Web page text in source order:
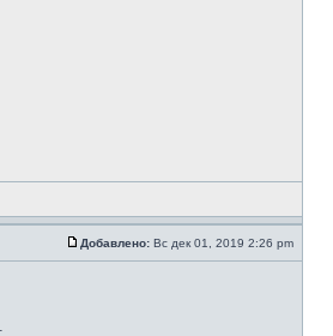
Добавлено: Вс дек 01, 2019 2:26 pm